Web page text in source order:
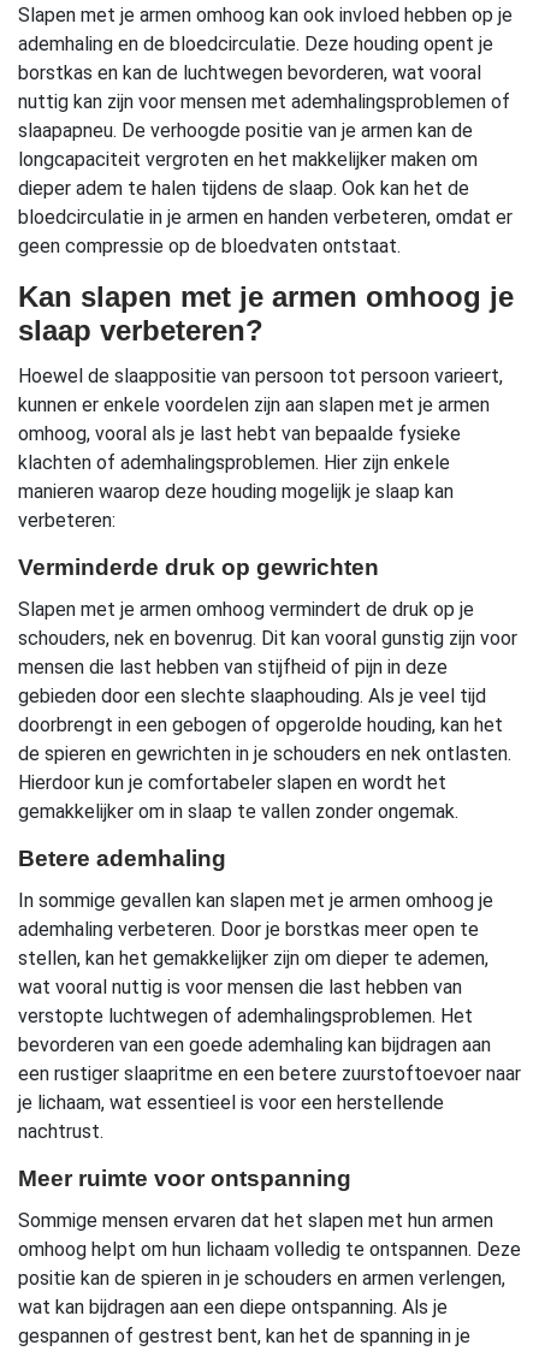
Slapen met je armen omhoog kan ook invloed hebben op je
ademhaling en de bloedcirculatie. Deze houding opent je
borstkas en kan de luchtwegen bevorderen, wat vooral
nuttig kan zijn voor mensen met ademhalingsproblemen of
slaapapneu. De verhoogde positie van je armen kan de
longcapaciteit vergroten en het makkelijker maken om
dieper adem te halen tijdens de slaap. Ook kan het de
bloedcirculatie in je armen en handen verbeteren, omdat er
geen compressie op de bloedvaten ontstaat.
Kan slapen met je armen omhoog je
slaap verbeteren?
Hoewel de slaappositie van persoon tot persoon varieert,
kunnen er enkele voordelen zijn aan slapen met je armen
omhoog, vooral als je last hebt van bepaalde fysieke
klachten of ademhalingsproblemen. Hier zijn enkele
manieren waarop deze houding mogelijk je slaap kan
verbeteren:
Verminderde druk op gewrichten
Slapen met je armen omhoog vermindert de druk op je
schouders, nek en bovenrug. Dit kan vooral gunstig zijn voor
mensen die last hebben van stijfheid of pijn in deze
gebieden door een slechte slaaphouding. Als je veel tijd
doorbrengt in een gebogen of opgerolde houding, kan het
de spieren en gewrichten in je schouders en nek ontlasten.
Hierdoor kun je comfortabeler slapen en wordt het
gemakkelijker om in slaap te vallen zonder ongemak.
Betere ademhaling
In sommige gevallen kan slapen met je armen omhoog je
ademhaling verbeteren. Door je borstkas meer open te
stellen, kan het gemakkelijker zijn om dieper te ademen,
wat vooral nuttig is voor mensen die last hebben van
verstopte luchtwegen of ademhalingsproblemen. Het
bevorderen van een goede ademhaling kan bijdragen aan
een rustiger slaapritme en een betere zuurstoftoevoer naar
je lichaam, wat essentieel is voor een herstellende
nachtrust.
Meer ruimte voor ontspanning
Sommige mensen ervaren dat het slapen met hun armen
omhoog helpt om hun lichaam volledig te ontspannen. Deze
positie kan de spieren in je schouders en armen verlengen,
wat kan bijdragen aan een diepe ontspanning. Als je
gespannen of gestrest bent, kan het de spanning in je